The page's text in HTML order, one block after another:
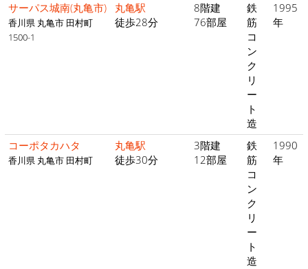
サーパス城南(丸亀市)
香川県 丸亀市 田村町
1500-1
丸亀駅
徒歩28分
8階建
76部屋
鉄
筋
コ
ン
ク
リ
ー
ト
造
1995
年
コーポタカハタ
香川県 丸亀市 田村町
丸亀駅
徒歩30分
3階建
12部屋
鉄
筋
コ
ン
ク
リ
ー
ト
造
1990
年